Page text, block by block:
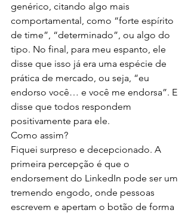
genérico, citando algo mais
comportamental, como “forte espírito
de time”, “determinado”, ou algo do
tipo. No final, para meu espanto, ele
disse que isso já era uma espécie de
prática de mercado, ou seja, “eu
endorso você… e você me endorsa”. E
disse que todos respondem
positivamente para ele.
Como assim?
Fiquei surpreso e decepcionado. A
primeira percepção é que o
endorsement do LinkedIn pode ser um
tremendo engodo, onde pessoas
escrevem e apertam o botão de forma